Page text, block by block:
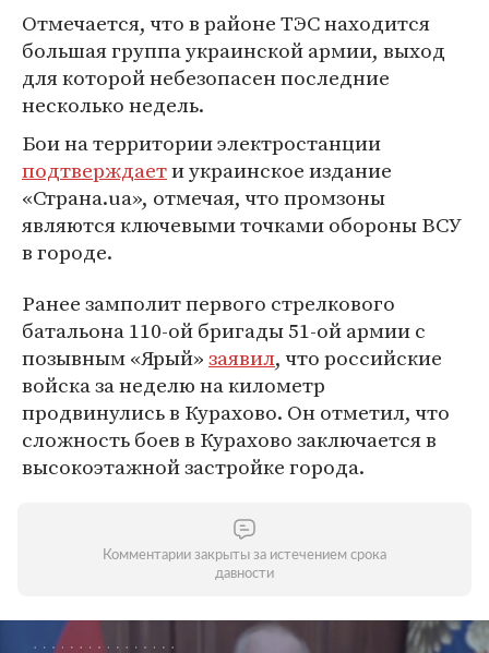
Отмечается, что в районе ТЭС находится
большая группа украинской армии, выход
для которой небезопасен последние
несколько недель.
Бои на территории электростанции
подтверждаети украинское издание
«Страна.ua», отмечая, что промзоны
являются ключевыми точками обороны ВСУ
в городе.
Ранее замполит первого стрелкового
батальона 110-ой бригады 51-ой армии с
позывным «Ярый»заявил, что российские
войска за неделю на километр
продвинулись в Курахово. Он отметил, что
сложность боев в Курахово заключается в
высокоэтажной застройке города.
Комментарии закрыты за истечением срока
давности